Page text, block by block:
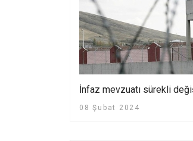
İnfaz mevzuatı sürekli
08 Şubat 2024